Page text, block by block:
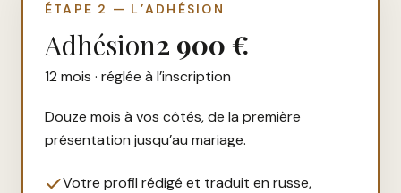
ÉTAPE 2 — L’ADHÉSION
Adhésion2 900 €
12 mois · réglée à l’inscription
Douze mois à vos côtés, de la première
présentation jusqu’au mariage.
Votre profil rédigé et traduit en russe,